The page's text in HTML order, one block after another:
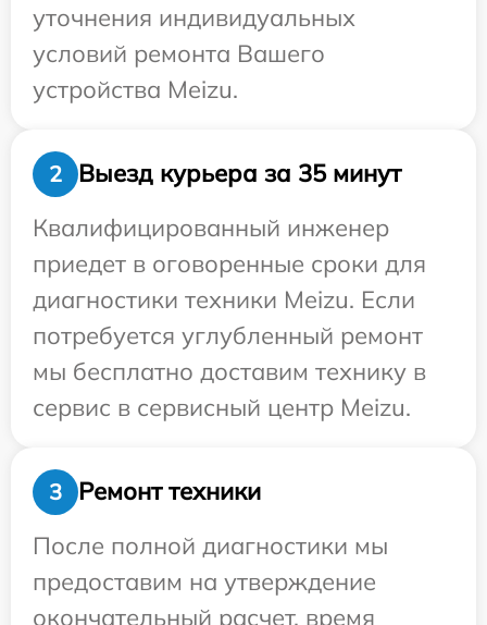
уточнения индивидуальных
условий ремонта Вашего
устройства Meizu.
2
Выезд курьера за 35 минут
Квалифицированный инженер
приедет в оговоренные сроки для
диагностики техники Meizu. Если
потребуется углубленный ремонт
мы бесплатно доставим технику в
сервис в сервисный центр Meizu.
3
Ремонт техники
После полной диагностики мы
предоставим на утверждение
окончательный расчет, время